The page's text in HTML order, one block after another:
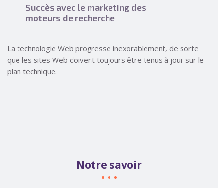
Succès avec le marketing des
moteurs de recherche
La technologie Web progresse inexorablement, de sorte
que les sites Web doivent toujours être tenus à jour sur le
plan technique.
Notre savoir